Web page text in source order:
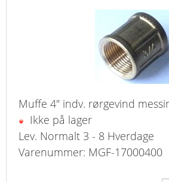
Muffe 4" indv. rørgevind
Ikke på lager
Lev. Normalt 3 - 8 Hverdage
Varenummer: MGF-17000400